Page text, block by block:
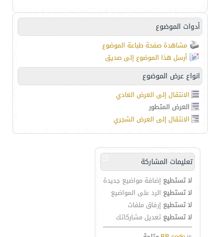
أدوات الموضوع
مشاهدة صفحة طباعة الموضوع
أرسل هذا الموضوع إلى صديق
انواع عرض الموضوع
الانتقال إلى العرض العادي
العرض المتطور
الانتقال إلى العرض الشجري
تعليمات المشاركة
لا تستطيع إضافة مواضيع جديدة
لا تستطيع الرد على المواضيع
لا تستطيع إرفاق ملفات
لا تستطيع تعديل مشاركاتك